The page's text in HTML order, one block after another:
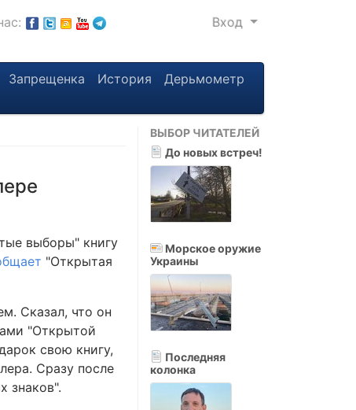
Вход
Запрещенка История Дерьмометр
выборы" книгу
"Открытая
Сказал, что он
"Открытой
свою книгу,
Сразу после
знаков".
ВЫБОР ЧИТАТЕЛЕЙ
До новых встреч!
Морское оружие
Украины
Последняя
колонка